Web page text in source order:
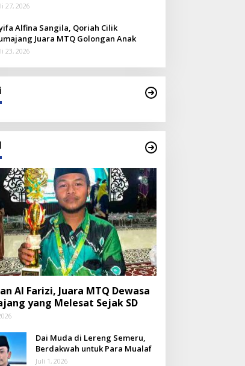
27, 2026
Alfina Sangila, Qoriah Cilik
Juara MTQ Golongan Anak
23, 2026
Al Farizi, Juara MTQ Dewasa
yang Melesat Sejak SD
Dai Muda di Lereng Semeru,
Berdakwah untuk Para Mualaf
Juli 1, 2026